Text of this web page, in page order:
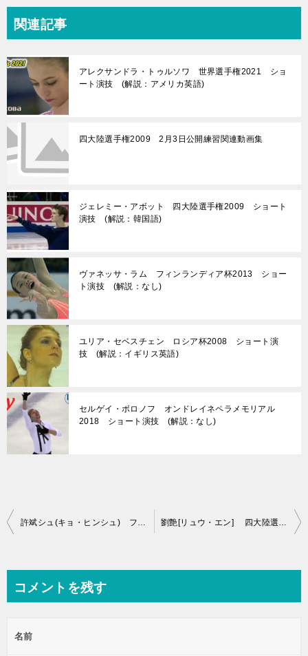
関連記事
アレクサンドラ・トゥルソワ 世界選手権2021 ショ
ート演技 (解説：アメリカ英語)
四大陸選手権2009 2月3日公開練習関連動画集
ジェレミー・アボット 四大陸選手権2009 ショート
演技 (解説：韓国語)
ヴァネッサ・ラム フィンランディア杯2013 ショー
ト演技 (解説：なし)
ユリア・セベスチェン ロシア杯2008 ショート演
技 (解説：イギリス英語)
セルゲイ・ボロノフ オンドレイネペラメモリアル
2018 ショート演技 (解説：なし)
投
ビ
ー
コメントを残す
名前